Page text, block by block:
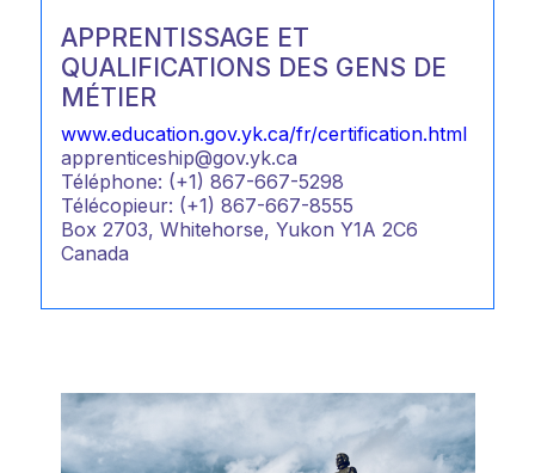
APPRENTISSAGE ET
QUALIFICATIONS DES GENS DE
MÉTIER
www.education.gov.yk.ca/fr/certification.html
apprenticeship@gov.yk.ca
Téléphone: (+1) 867-667-5298
Télécopieur: (+1) 867-667-8555
Box 2703, Whitehorse, Yukon Y1A 2C6
Canada